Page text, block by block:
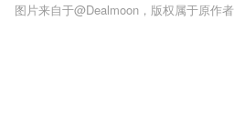
图片来自于@Dealmoon，版权属于原作者